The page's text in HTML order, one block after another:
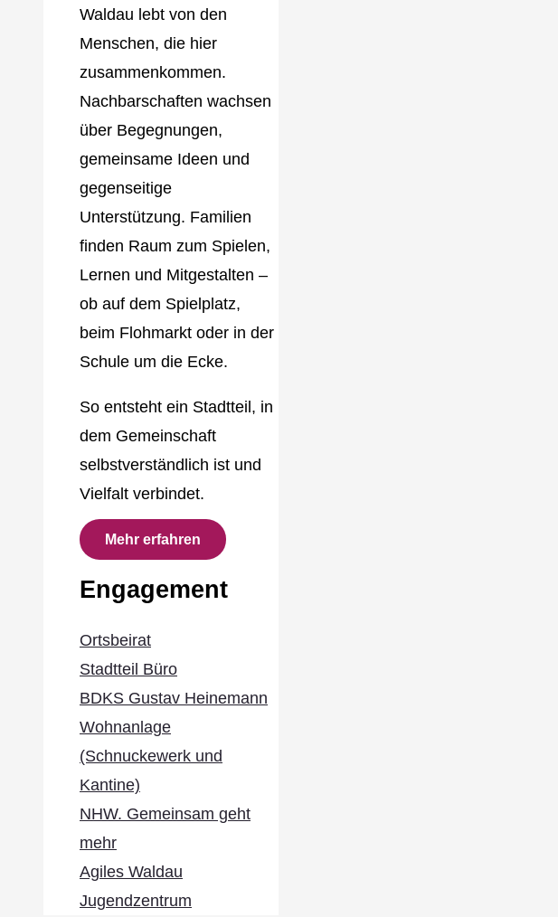
Waldau lebt von den
Menschen, die hier
zusammenkommen.
Nachbarschaften wachsen
über Begegnungen,
gemeinsame Ideen und
gegenseitige
Unterstützung. Familien
finden Raum zum Spielen,
Lernen und Mitgestalten –
ob auf dem Spielplatz,
beim Flohmarkt oder in der
Schule um die Ecke.
So entsteht ein Stadtteil, in
dem Gemeinschaft
selbstverständlich ist und
Vielfalt verbindet.
Mehr erfahren
Engagement
Ortsbeirat
Stadtteil Büro
BDKS Gustav Heinemann
Wohnanlage
(Schnuckewerk und
Kantine)
NHW. Gemeinsam geht
mehr
Agiles Waldau
Jugendzentrum